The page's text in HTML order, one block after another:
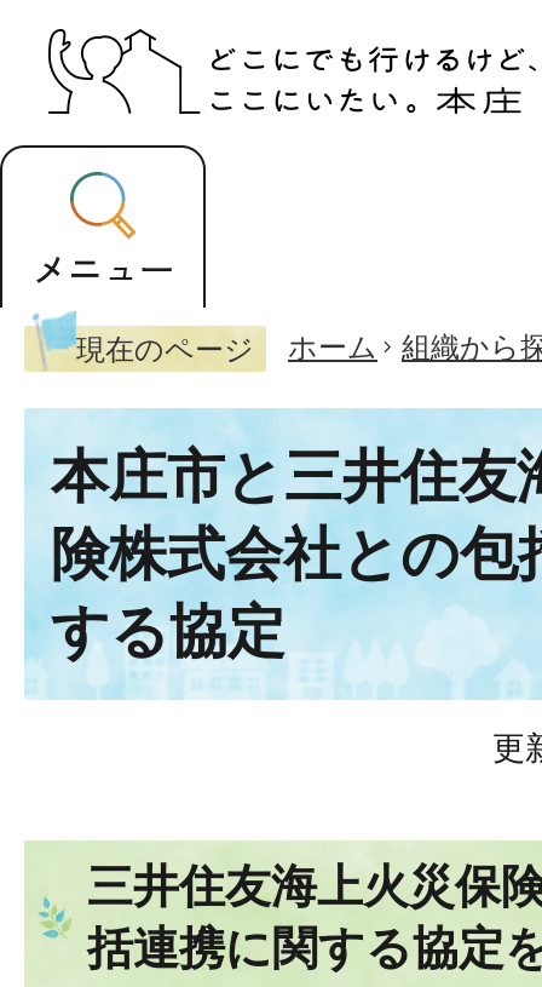
現在のページ ホーム 組織から
本庄市と三井住友
険株式会社との包
する協定
更
三井住友海上火災保
括連携に関する協定